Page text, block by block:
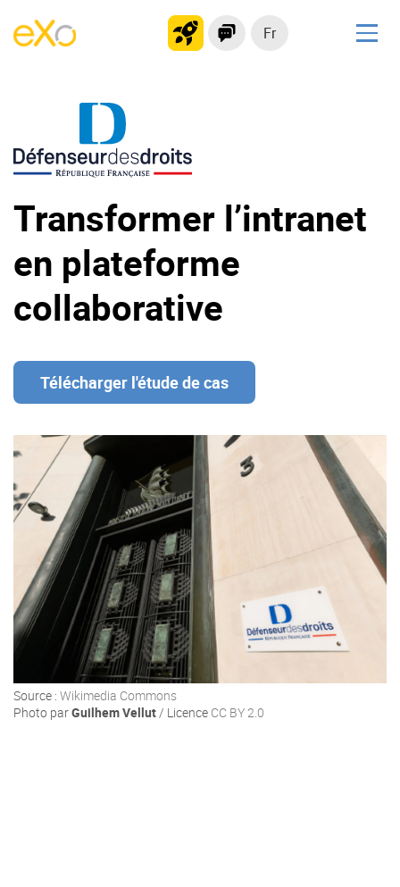
Fr
Plateforme collaborative
Réseau social
Hub de connaissances
Portail d’applications
Produit
La Plateforme
Mobile
IA maitrisée
A propos d’eXo
Centre de ressources
Contactez-nous
Essayez eXo
Transformer l’intranet
en plateforme
collaborative
Télécharger l'étude de cas
Source : Wikimedia Commons
Photo parGuilhem Vellut/ Licence CC BY 2.0